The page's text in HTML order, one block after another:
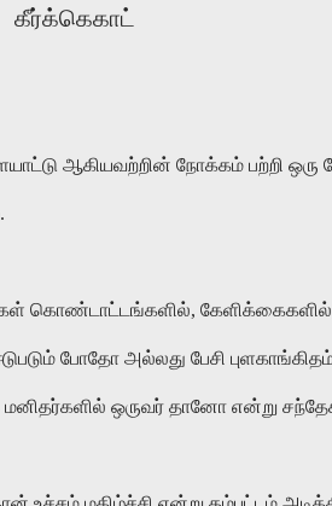
கீர்க்கெகாட்
ஆகியவற்றின் நோக்கம் பற்றி ஒரு
கொண்டாட்டங்களில், கேளிக்கைகளில்
போதோ அல்லது பேசி
மனிதர்களில் ஒருவர் தானோ என்று